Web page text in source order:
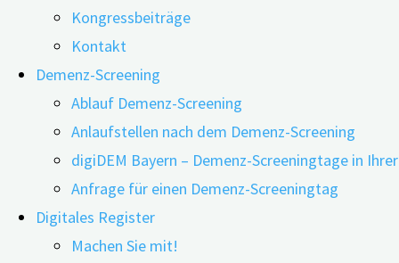
Kongressbeiträge
Kontakt
Demenz-Screening
Ablauf Demenz-Screening
Anlaufstellen nach dem Demenz-Screening
digiDEM Bayern – Demenz-Screeningtage in
Anfrage für einen Demenz-Screeningtag
Digitales Register
Machen Sie mit!